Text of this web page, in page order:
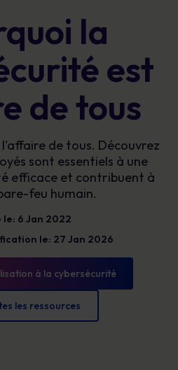
la
est
de tous
de tous. Découvrez
sont essentiels à une
efficace et contribuent à
feu humain.
le: 6 Jan 2022
le: 27 Jan 2026
à la cybersécurité
les ressources